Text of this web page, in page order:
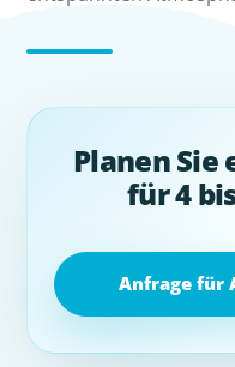
Planen
für 4
Anfrage für